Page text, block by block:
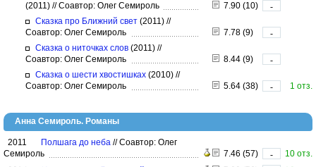
(2011) //Соавтор: Олег Семироль 7.90 (10)
-
Сказка про Ближний свет (2011) //
Соавтор: Олег Семироль
7.78 (9)
-
Сказка о ниточках слов (2011) //
Соавтор: Олег Семироль
8.44 (9)
-
Сказка о шести хвостишках (2010) //
Соавтор: Олег Семироль
5.64 (38) - 1 отз.
Анна Семироль. Романы
2011 Полшага до неба //Соавтор: Олег
Семироль
7.46 (57) -
10 отз.